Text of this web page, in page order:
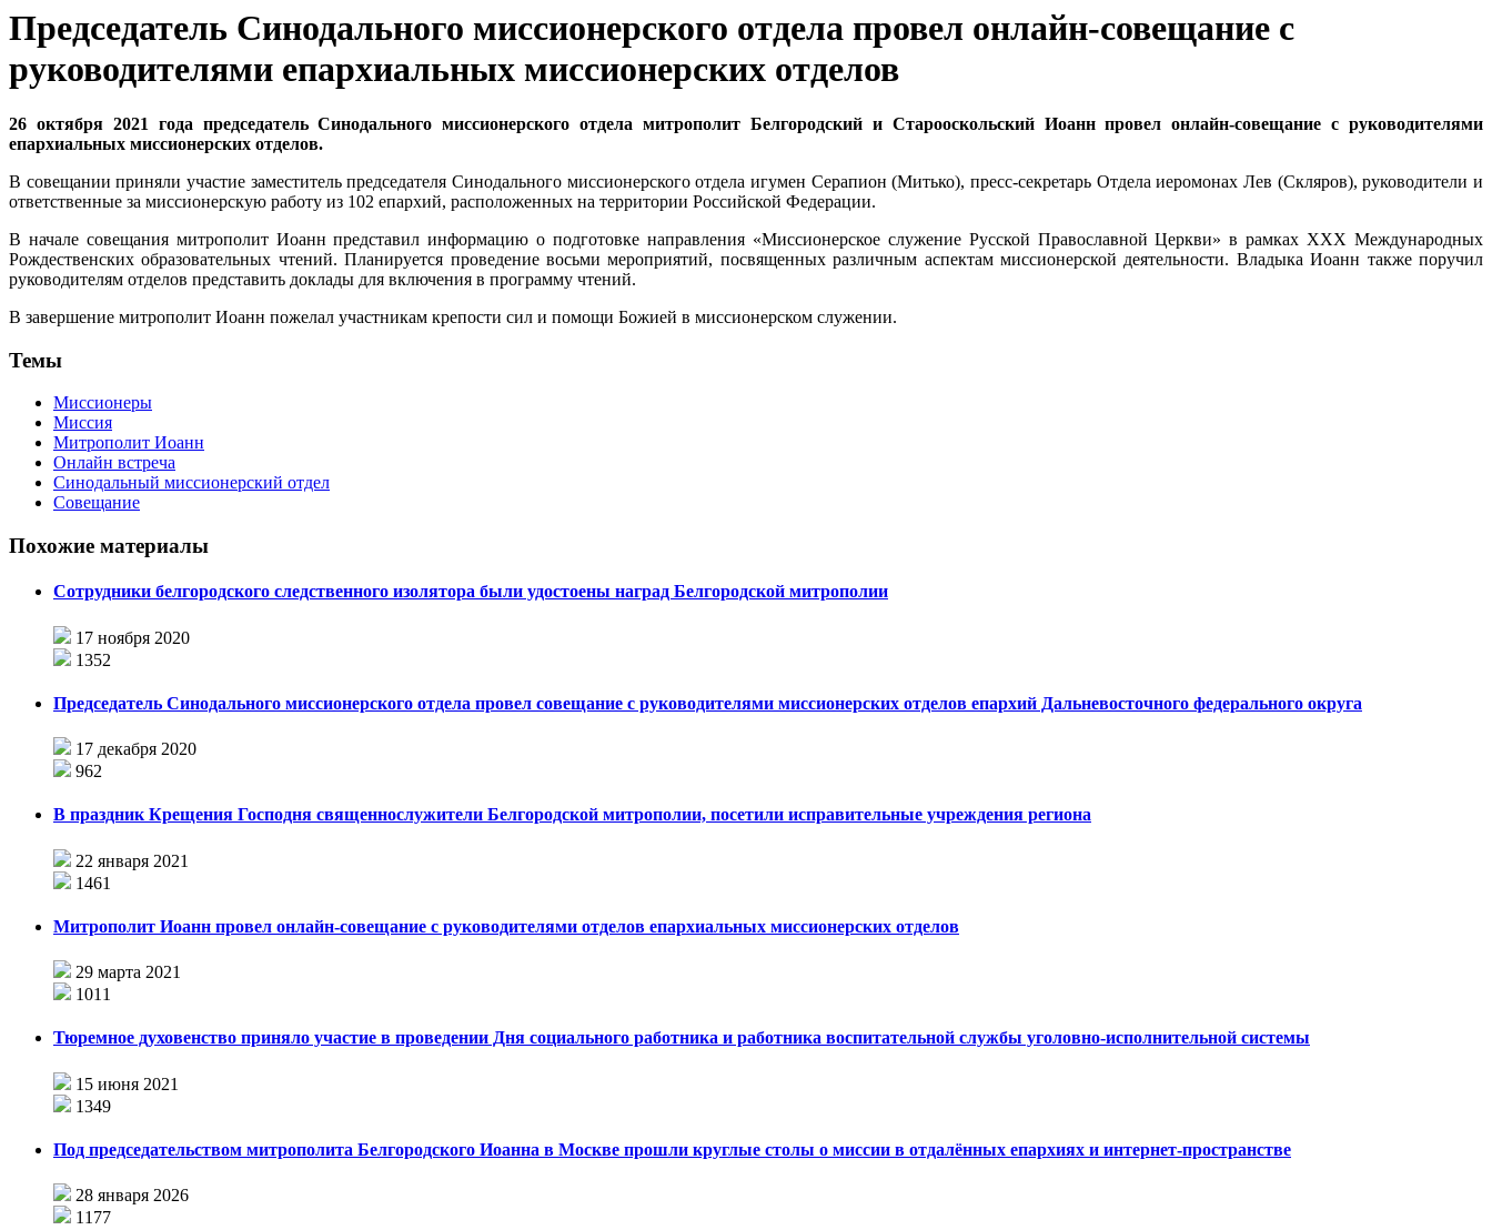
Председатель Синодального миссионерского отдела провел онлайн-совещание с
руководителями епархиальных миссионерских отделов
26 октября 2021 года председатель Синодального миссионерского отдела митрополит Белгородский и Старооскольский Иоанн провел онлайн-совещание с руководителями
епархиальных миссионерских отделов.
В совещании приняли участие заместитель председателя Синодального миссионерского отдела игумен Серапион (Митько), пресс-секретарь Отдела иеромонах Лев (Скляров), руководители и
ответственные за миссионерскую работу из 102 епархий, расположенных на территории Российской Федерации.
В начале совещания митрополит Иоанн представил информацию о подготовке направления «Миссионерское служение Русской Православной Церкви» в рамках XXX Международных
Рождественских образовательных чтений. Планируется проведение восьми мероприятий, посвященных различным аспектам миссионерской деятельности. Владыка Иоанн также поручил
руководителям отделов представить доклады для включения в программу чтений.
В завершение митрополит Иоанн пожелал участникам крепости сил и помощи Божией в миссионерском служении.
Темы
Миссионеры
Миссия
Митрополит Иоанн
Онлайн встреча
Синодальный миссионерский отдел
Совещание
Похожие материалы
Сотрудники белгородского следственного изолятора были удостоены наград Белгородской митрополии
17 ноября 2020
1352
Председатель Синодального миссионерского отдела провел совещание с руководителями миссионерских отделов епархий Дальневосточного федерального округа
17 декабря 2020
962
В праздник Крещения Господня священнослужители Белгородской митрополии, посетили исправительные учреждения региона
22 января 2021
1461
Митрополит Иоанн провел онлайн-совещание с руководителями отделов епархиальных миссионерских отделов
29 марта 2021
1011
Тюремное духовенство приняло участие в проведении Дня социального работника и работника воспитательной службы уголовно-исполнительной системы
15 июня 2021
1349
Под председательством митрополита Белгородского Иоанна в Москве прошли круглые столы о миссии в отдалённых епархиях и интернет-пространстве
28 января 2026
1177